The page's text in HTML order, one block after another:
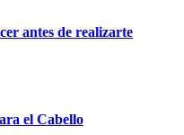
antes de realizarte
el Cabello